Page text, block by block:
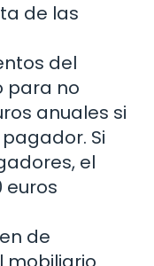
de las
del
para no
anuales si
Si
el
euros
de